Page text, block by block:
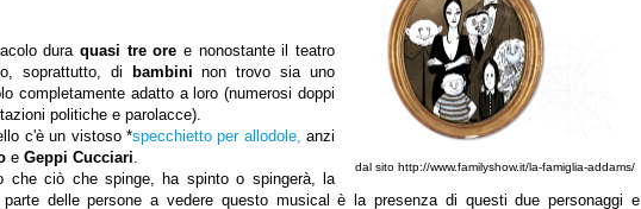
dal sito http://www.familyshow.it/la-famiglia-addams/
dura quasi tre ore e nonostante il teatro
soprattutto, di
bambininon trovo sia uno
completamente adatto a loro (numerosi doppi
politiche e parolacce).
c'è un vistoso *specchietto per allodole, anzi
e Geppi Cucciari.
che ciò che spinge, ha spinto o spingerà, la
parte delle persone a vedere questo musical è la presenza di questi due personaggi e